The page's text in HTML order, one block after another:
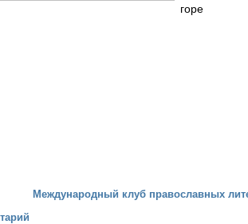
горе
Международный клуб православных